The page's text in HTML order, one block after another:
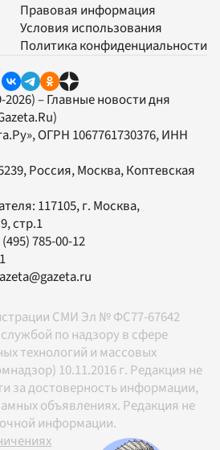
Правовая информация
Условия использования
Политика конфиденциальности
2026) – Главные новости дня
, ОГРН 1067761730376, ИНН
Россия, Москва, Коптевская
117105, г. Москва,
стр.1
785-00-12
СМИ Эл № ФС77-67642
по надзору в сфере
технологий и массовых
10.11.2016 г. Редакция не
за достоверность информации,
объявлениях. Редакция не
информации.